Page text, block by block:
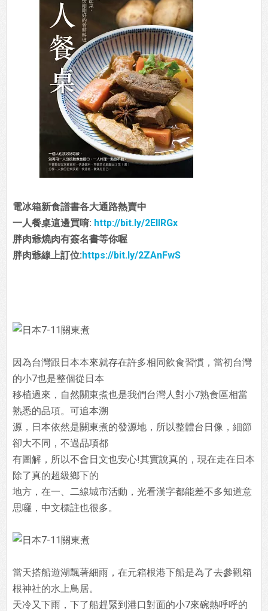
電冰箱新食譜書各大通路熱賣中
一人餐桌這邊買唷: http://bit.ly/2EIIRGx
胖肉爺燒肉有簽名書等你喔
胖肉爺線上訂位:https://bit.ly/2ZAnFwS
因為台灣跟日本本來就存在許多相同飲食習慣，當初台灣
的小7也是整個從日本
移植過來，自然關東煮也是我們台灣人對小7熟食區相當
熟悉的品項。可追本溯
源，日本依然是關東煮的發源地，所以整體台日像，細節
卻大不同，不過品項都
有圖解，所以不會日文也安心!其實說真的，現在走在日本
除了真的超級鄉下的
地方，在一、二線城市活動，光看漢字都能差不多知道意
思囉，中文標註也很多。
當天搭船遊湖飄著細雨，在元箱根港下船是為了去參觀箱
根神社的水上鳥居。
天冷又下雨，下了船趕緊到港口對面的小7來碗熱呼呼的